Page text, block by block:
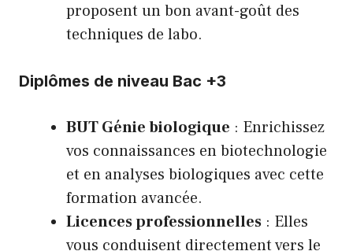
proposent un bon avant-goût des
techniques de labo.
Diplômes de niveau Bac +3
BUT Génie biologique : Enrichissez
vos connaissances en biotechnologie
et en analyses biologiques avec cette
formation avancée.
Licences professionnelles : Elles
vous conduisent directement vers le